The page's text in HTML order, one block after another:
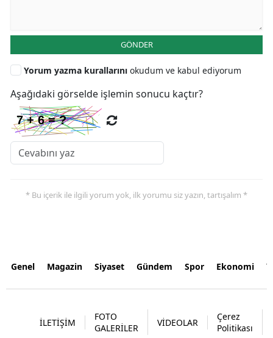
GÖNDER
Yorum yazma kurallarını okudum ve kabul ediyorum
Aşağıdaki görselde işlemin sonucu kaçtır?
* Bu içerik ile ilgili yorum yok, ilk yorumu siz yazın, tartışalım *
Genel Magazin Siyaset Gündem Spor Ekonomi
İLETİŞİM
FOTO
GALERİLER
VİDEOLAR
Çerez
Politikası